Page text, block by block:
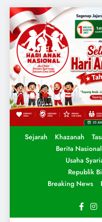
Sejarah Khazanah
Berita Nasional
Usaha
Republik
Breaking News